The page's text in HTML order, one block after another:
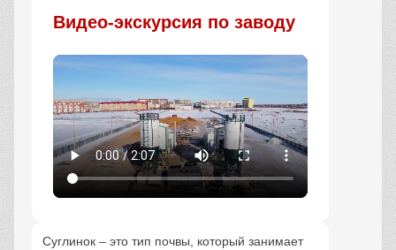
Видео-экскурсия по заводу
Суглинок – это тип почвы, который занимает